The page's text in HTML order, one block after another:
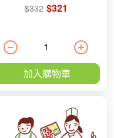
$332 $321
加入購物車